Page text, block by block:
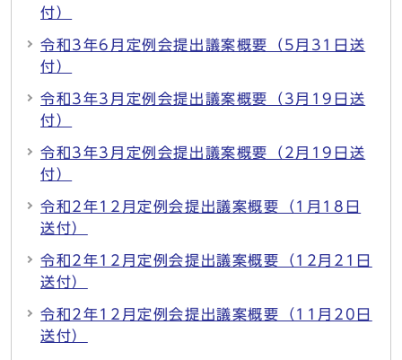
付）
令和3年6月定例会提出議案概要（5月31日送
付）
令和3年3月定例会提出議案概要（3月19日送
付）
令和3年3月定例会提出議案概要（2月19日送
付）
令和2年12月定例会提出議案概要（1月18日
送付）
令和2年12月定例会提出議案概要（12月21日
送付）
令和2年12月定例会提出議案概要（11月20日
送付）